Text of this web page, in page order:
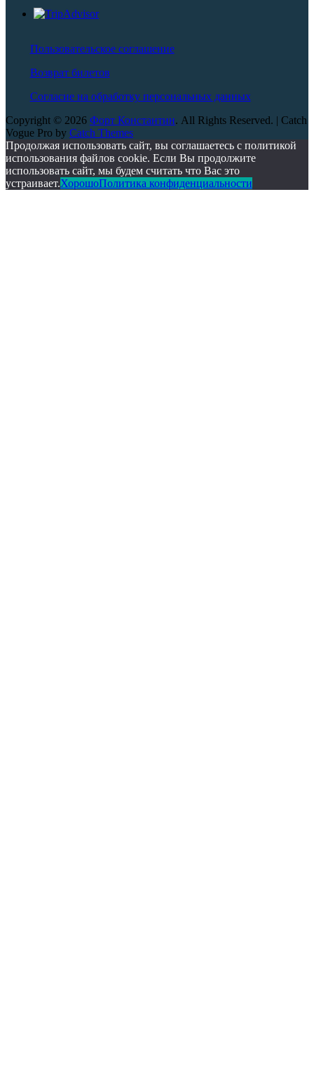
Пользовательское соглашение
Возврат билетов
Согласие на обработку персональных данных
Copyright © 2026 Форт Константин. All Rights Reserved. | Catch
Vogue Pro by Catch Themes
Scroll
Up
Продолжая использовать сайт, вы соглашаетесь с политикой
использования файлов cookie. Если Вы продолжите
использовать сайт, мы будем считать что Вас это
устраивает.ХорошоПолитика конфиденциальности